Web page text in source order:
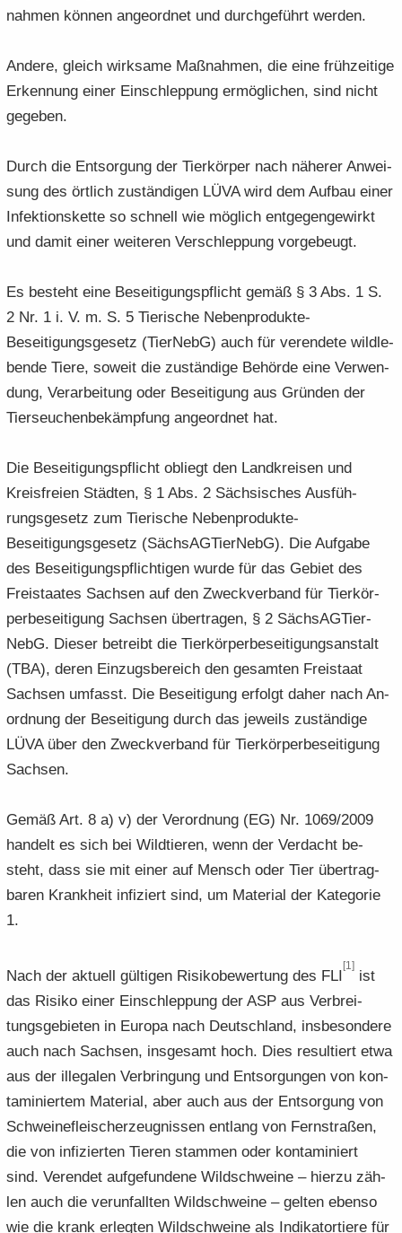
nah­men kön­nen an­ge­ord­net und durch­ge­führt wer­den.
An­de­re, gleich wirk­sa­me Maß­nah­men, die eine früh­zei­ti­ge
Er­ken­nung einer Ein­schlep­pung er­mög­li­chen, sind nicht
ge­ge­ben.
Durch die Ent­sor­gung der Tier­kör­per nach nä­he­rer An­wei­
sung des ört­lich zu­stän­di­gen LÜVA wird dem Auf­bau einer
In­fek­ti­ons­ket­te so schnell wie mög­lich ent­ge­gen­ge­wirkt
und damit einer wei­te­ren Ver­schlep­pung vor­ge­beugt.
Es be­steht eine Be­sei­ti­gungs­pflicht gemäß § 3 Abs. 1 S.
2 Nr. 1 i. V. m. S. 5 Tie­ri­sche Nebenprodukte-​
Beseitigungsgesetz (Tier­NebG) auch für ver­en­de­te wild­le­
ben­de Tiere, so­weit die zu­stän­di­ge Be­hör­de eine Ver­wen­
dung, Ver­ar­bei­tung oder Be­sei­ti­gung aus Grün­den der
Tier­seu­chen­be­kämp­fung an­ge­ord­net hat.
Die Be­sei­ti­gungs­pflicht ob­liegt den Land­krei­sen und
Kreis­frei­en Städ­ten, § 1 Abs. 2 Säch­si­sches Aus­füh­
rungs­ge­setz zum Tie­ri­sche Nebenprodukte-​
Beseitigungsgesetz (Säch­s­AG­Tier­NebG). Die Auf­ga­be
des Be­sei­ti­gungs­pflich­ti­gen wurde für das Ge­biet des
Frei­staa­tes Sach­sen auf den Zweck­ver­band für Tier­kör­
per­be­sei­ti­gung Sach­sen über­tra­gen, § 2 Säch­s­AG­Tier­
NebG. Die­ser be­treibt die Tier­kör­per­be­sei­ti­gungs­an­stalt
(TBA), deren Ein­zugs­be­reich den ge­sam­ten Frei­staat
Sach­sen um­fasst. Die Be­sei­ti­gung er­folgt daher nach An­
ord­nung der Be­sei­ti­gung durch das je­weils zu­stän­di­ge
LÜVA über den Zweck­ver­band für Tier­kör­per­be­sei­ti­gung
Sach­sen.
Gemäß Art. 8 a) v) der Ver­ord­nung (EG) Nr. 1069/2009
han­delt es sich bei Wild­tie­ren, wenn der Ver­dacht be­
steht, dass sie mit einer auf Mensch oder Tier über­trag­
ba­ren Krank­heit in­fi­ziert sind, um Ma­te­ri­al der Ka­te­go­rie
1.
Nach der ak­tu­ell gül­ti­gen Ri­si­ko­be­wer­tung des FLI
[1]
ist
das Ri­si­ko einer Ein­schlep­pung der ASP aus Ver­brei­
tungs­ge­bie­ten in Eu­ro­pa nach Deutsch­land, ins­be­son­de­re
auch nach Sach­sen, ins­ge­samt hoch. Dies re­sul­tiert etwa
aus der il­le­ga­len Ver­brin­gung und Ent­sor­gun­gen von kon­
ta­mi­nier­tem Ma­te­ri­al, aber auch aus der Ent­sor­gung von
Schwei­ne­flei­sch­er­zeug­nis­sen ent­lang von Fern­stra­ßen,
die von in­fi­zier­ten Tie­ren stam­men oder kon­ta­mi­niert
sind. Ver­en­det auf­ge­fun­de­ne Wild­schwei­ne – hier­zu zäh­
len auch die ver­un­fall­ten Wild­schwei­ne – gel­ten eben­so
wie die krank er­leg­ten Wild­schwei­ne als In­di­ka­tor­tie­re für